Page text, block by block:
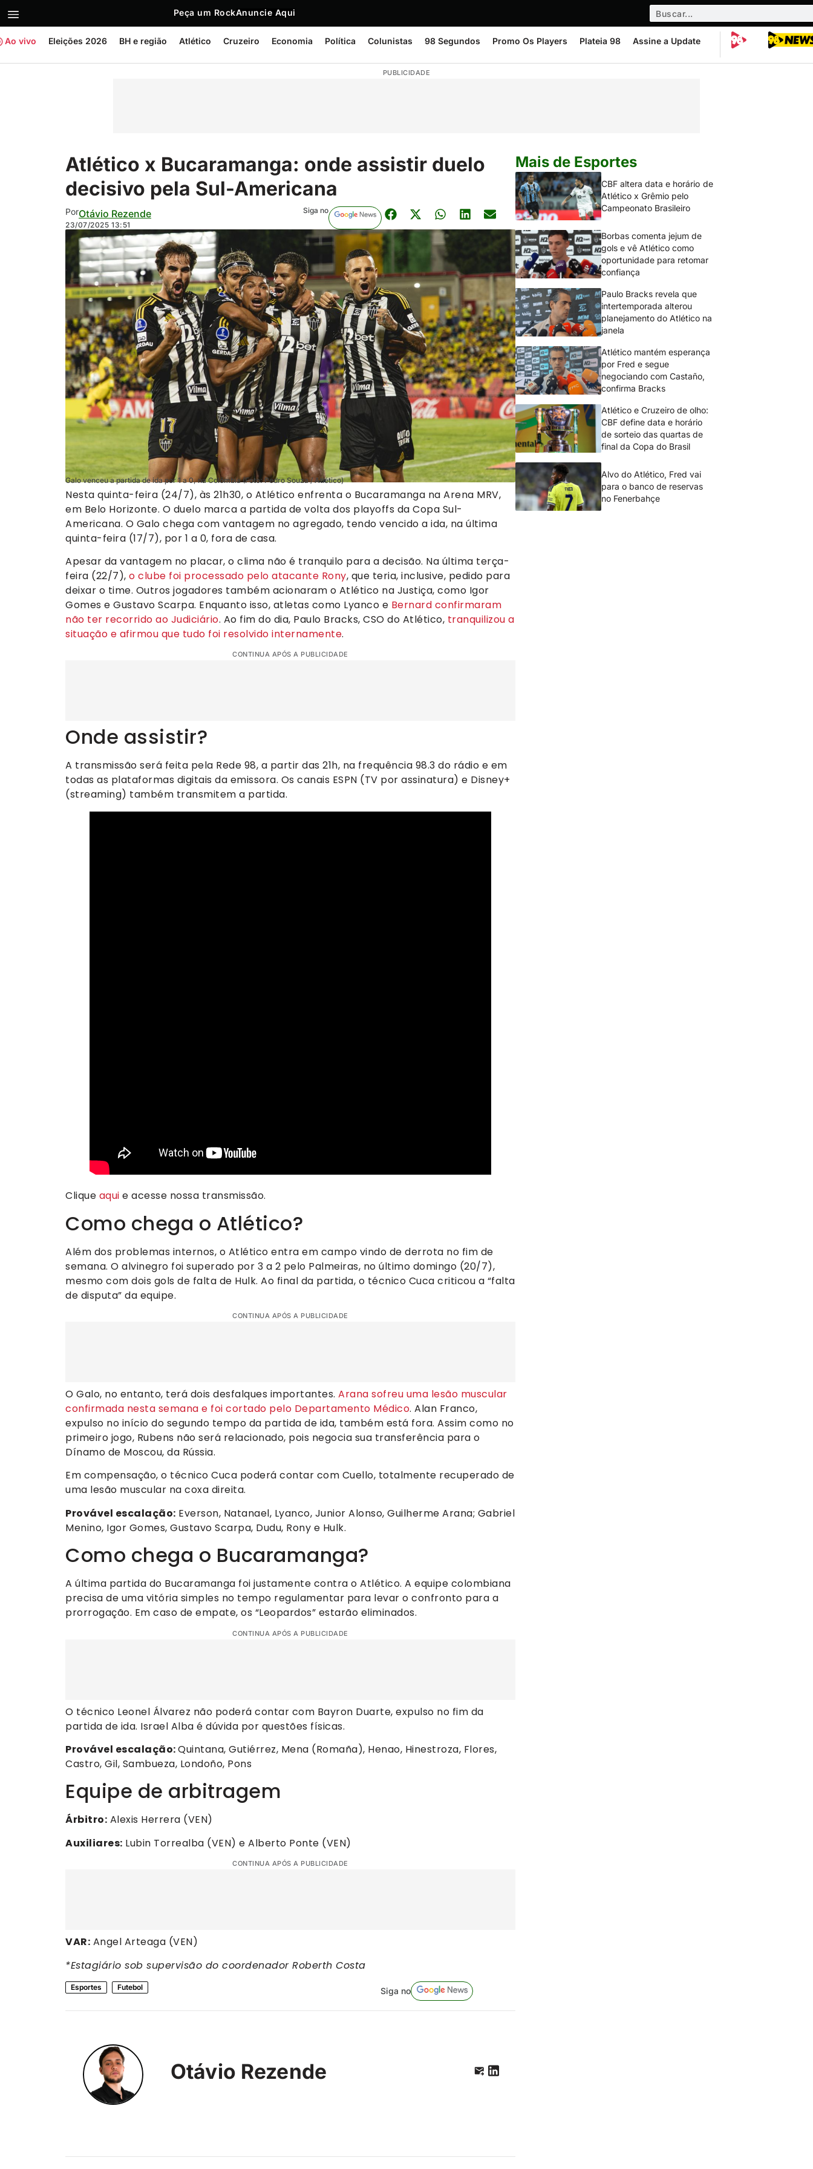
Peça um RockAnuncie Aqui
Ao vivo Eleições 2026 BH e região Atlético Cruzeiro Economia Política Colunistas 98 Segundos Promo Os Players Plateia 98 Assine a Update
PUBLICIDADE
Atlético x Bucaramanga: onde assistir duelo
decisivo pela Sul-Americana
PorOtávio Rezende
23/07/2025 13:51
Siga no
Galo venceu a partida de ida por 1 a 0, na Colômbia (Foto: Pedro Souza / Atlético)
Nesta quinta-feira (24/7), às 21h30, o Atlético enfrenta o Bucaramanga na Arena MRV,
em Belo Horizonte. O duelo marca a partida de volta dos playoffs da Copa Sul-
Americana. O Galo chega com vantagem no agregado, tendo vencido a ida, na última
quinta-feira (17/7), por 1 a 0, fora de casa.
Apesar da vantagem no placar, o clima não é tranquilo para a decisão. Na última terça-
feira (22/7), o clube foi processado pelo atacante Rony, que teria, inclusive, pedido para
deixar o time. Outros jogadores também acionaram o Atlético na Justiça, como Igor
Gomes e Gustavo Scarpa. Enquanto isso, atletas como Lyanco e Bernard confirmaram
não ter recorrido ao Judiciário. Ao fim do dia, Paulo Bracks, CSO do Atlético, tranquilizou a
situação e afirmou que tudo foi resolvido internamente.
CONTINUA APÓS A PUBLICIDADE
Onde assistir?
A transmissão será feita pela Rede 98, a partir das 21h, na frequência 98.3 do rádio e em
todas as plataformas digitais da emissora. Os canais ESPN (TV por assinatura) e Disney+
(streaming) também transmitem a partida.
Clique aqui e acesse nossa transmissão.
Como chega o Atlético?
Além dos problemas internos, o Atlético entra em campo vindo de derrota no fim de
semana. O alvinegro foi superado por 3 a 2 pelo Palmeiras, no último domingo (20/7),
mesmo com dois gols de falta de Hulk. Ao final da partida, o técnico Cuca criticou a “falta
de disputa” da equipe.
CONTINUA APÓS A PUBLICIDADE
O Galo, no entanto, terá dois desfalques importantes. Arana sofreu uma lesão muscular
confirmada nesta semana e foi cortado pelo Departamento Médico. Alan Franco,
expulso no início do segundo tempo da partida de ida, também está fora. Assim como no
primeiro jogo, Rubens não será relacionado, pois negocia sua transferência para o
Dínamo de Moscou, da Rússia.
Em compensação, o técnico Cuca poderá contar com Cuello, totalmente recuperado de
uma lesão muscular na coxa direita.
Provável escalação: Everson, Natanael, Lyanco, Junior Alonso, Guilherme Arana; Gabriel
Menino, Igor Gomes, Gustavo Scarpa, Dudu, Rony e Hulk.
Como chega o Bucaramanga?
A última partida do Bucaramanga foi justamente contra o Atlético. A equipe colombiana
precisa de uma vitória simples no tempo regulamentar para levar o confronto para a
prorrogação. Em caso de empate, os “Leopardos” estarão eliminados.
CONTINUA APÓS A PUBLICIDADE
O técnico Leonel Álvarez não poderá contar com Bayron Duarte, expulso no fim da
partida de ida. Israel Alba é dúvida por questões físicas.
Provável escalação:Quintana, Gutiérrez, Mena (Romaña), Henao, Hinestroza, Flores,
Castro, Gil, Sambueza, Londoño, Pons
Equipe de arbitragem
Árbitro: Alexis Herrera (VEN)
Auxiliares: Lubin Torrealba (VEN) e Alberto Ponte (VEN)
CONTINUA APÓS A PUBLICIDADE
VAR: Angel Arteaga (VEN)
*Estagiário sob supervisão do coordenador Roberth Costa
Esportes Futebol Siga no
Otávio Rezende
Mais de Esportes
CBF altera data e horário de
Atlético x Grêmio pelo
Campeonato Brasileiro
Borbas comenta jejum de
gols e vê Atlético como
oportunidade para retomar
confiança
Paulo Bracks revela que
intertemporada alterou
planejamento do Atlético na
janela
Atlético mantém esperança
por Fred e segue
negociando com Castaño,
confirma Bracks
Atlético e Cruzeiro de olho:
CBF define data e horário
de sorteio das quartas de
final da Copa do Brasil
Alvo do Atlético, Fred vai
para o banco de reservas
no Fenerbahçe